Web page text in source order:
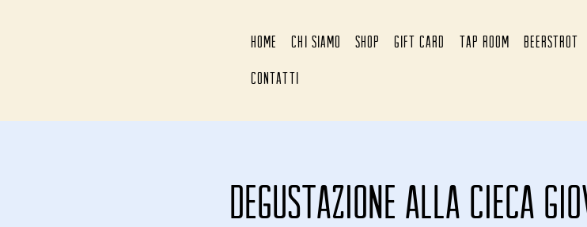
HOME CHI SIAMO SHOP GIFT CARD TAP ROOM BEERSTROT
CONTATTI
Degustazione alla cieca